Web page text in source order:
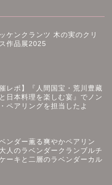
ッケンクランツ 木の実のクリ
作品展2025
催レポ】『人間国宝・荒川豊藏
日本料理を楽しむ宴』でノン
ペアリングを担当したよ
ベンダー薫る爽やかペアリン
人のラベンダークランブルチ
ーキと二層のラベンダーカル